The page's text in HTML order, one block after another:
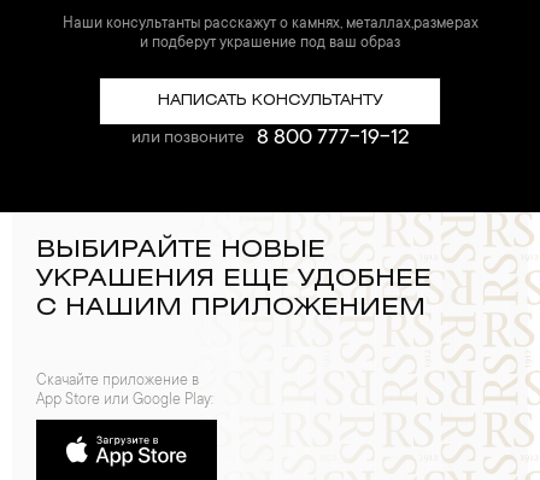
Наши консультанты расскажут о камнях, металлах,размерах
и подберут украшение под ваш образ
НАПИСАТЬ КОНСУЛЬТАНТУ
или позвоните 8 800 777-19-12
ВЫБИРАЙТЕ НОВЫЕ
УКРАШЕНИЯ ЕЩЕ УДОБНЕЕ
С НАШИМ ПРИЛОЖЕНИЕМ
Скачайте приложение в
App Store или Google Play: